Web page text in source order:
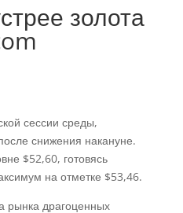
золота
сессии среды,
снижения накануне.
$52,60, готовясь
на отметке $53,46.
рынка драгоценных